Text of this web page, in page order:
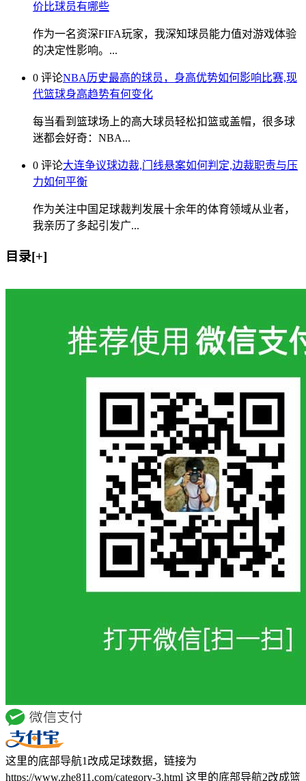
价比球员有哪些
作为一名资深FIFA玩家，我深知球员能力值对游戏体验
的决定性影响。...
0 评论NBA历史最高的球员，身高优势如何影响比赛,现
代篮球身高趋势有何变化
每当看到篮球场上的高大球员轻松扣篮或盖帽，很多球
迷都会好奇：NBA...
0 评论大连争议球边裁,门线悬案如何判定,边裁职责与压
力如何平衡
作为关注中国足球裁判发展十余年的体育领域从业者，
我亲历了多起引发广...
目录[+]
这里的底部导航1改成足球数据，链接为
https://www.zhe811.com/category-3.html 这里的底部导航2改成篮